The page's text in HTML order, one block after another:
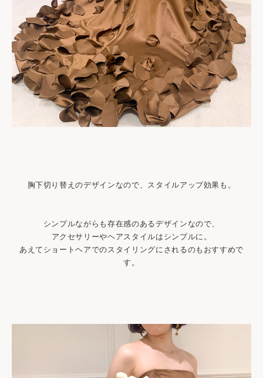
胸下切り替えのデザインなので、スタイルアップ効果も。
シンプルながらも存在感のあるデザインなので、
アクセサリーやヘアスタイルはシンプルに。
あえてショートヘアでのスタイリングにされるのもおすすめで
す。